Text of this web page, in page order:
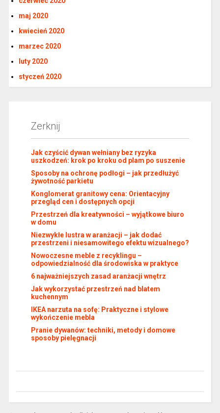
maj 2020
kwiecień 2020
marzec 2020
luty 2020
styczeń 2020
Zerknij
Jak czyścić dywan wełniany bez ryzyka
uszkodzeń: krok po kroku od plam po suszenie
Sposoby na ochronę podłogi – jak przedłużyć
żywotność parkietu
Konglomerat granitowy cena: Orientacyjny
przegląd cen i dostępnych opcji
Przestrzeń dla kreatywności – wyjątkowe biuro
w domu
Niezwykłe lustra w aranżacji – jak dodać
przestrzeni i niesamowitego efektu wizualnego?
Nowoczesne meble z recyklingu –
odpowiedzialność dla środowiska w praktyce
6 najważniejszych zasad aranżacji wnętrz
Jak wykorzystać przestrzeń nad blatem
kuchennym
IKEA narzuta na sofę: Praktyczne i stylowe
wykończenie mebla
Pranie dywanów: techniki, metody i domowe
sposoby pielęgnacji